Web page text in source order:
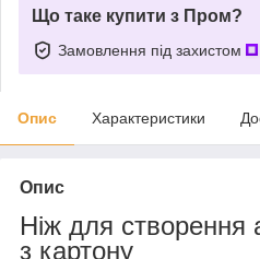
Що таке купити з Пром?
Замовлення під захистом
Опис Характеристики
Опис
Ніж для створення
з картону